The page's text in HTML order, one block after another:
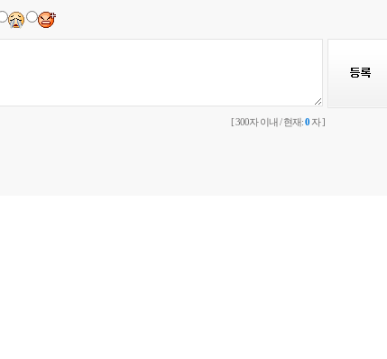
[ 300자 이내 / 현재:0 자 ]